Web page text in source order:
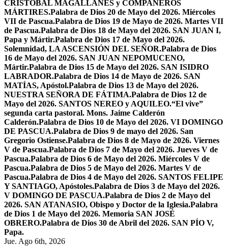
CRISTÓBAL MAGALLANES y COMPAÑEROS
MÁRTIRES.Palabra de Dios 20 de Mayo del 2026. Miércoles
VII de Pascua.Palabra de Dios 19 de Mayo de 2026. Martes VII
de Pascua.Palabra de Dios 18 de Mayo del 2026. SAN JUAN I,
Papa y Mártir.Palabra de Dios 17 de Mayo del 2026.
Solemnidad, LA ASCENSIÓN DEL SEÑOR.Palabra de Dios
16 de Mayo del 2026. SAN JUAN NEPOMUCENO,
Mártir.Palabra de Dios 15 de Mayo del 2026. SAN ISIDRO
LABRADOR.Palabra de Dios 14 de Mayo de 2026. SAN
MATÍAS, Apóstol.Palabra de Dios 13 de Mayo del 2026.
NUESTRA SEÑORA DE FÁTIMA.Palabra de Dios 12 de
Mayo del 2026. SANTOS NEREO y AQUILEO.“El vive”
segunda carta pastoral. Mons. Jaime Calderón
Calderón.Palabra de Dios 10 de Mayo del 2026. VI DOMINGO
DE PASCUA.Palabra de Dios 9 de mayo del 2026. San
Gregorio Ostiense.Palabra de Dios 8 de Mayo de 2026. Viernes
V de Pascua.Palabra de Dios 7 de Mayo del 2026. Jueves V de
Pascua.Palabra de Dios 6 de Mayo del 2026. Miércoles V de
Pascua.Palabra de Dios 5 de Mayo del 2026. Martes V de
Pascua.Palabra de Dios 4 de Mayo del 2026. SANTOS FELIPE
Y SANTIAGO, Apóstoles.Palabra de Dios 3 de Mayo del 2026.
V DOMINGO DE PASCUA.Palabra de Dios 2 de Mayo del
2026. SAN ATANASIO, Obispo y Doctor de la Iglesia.Palabra
de Dios 1 de Mayo del 2026. Memoria SAN JOSÉ
OBRERO.Palabra de Dios 30 de Abril del 2026. SAN PÍO V,
Papa.
Jue. Ago 6th, 2026